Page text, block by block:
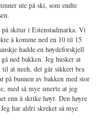
ute på ski, som endte
skitur i Estenstadmarka. Vi
å komme ned en 10 til 15
hadde en høydeforskjell
ned bakken. Jeg husker at
at neeh, det går sikkert bra
på bunnen av bakken med stor
med så mye smerte at jeg
enn å skrike høyt. Den høyre
har aldri skreket så mye